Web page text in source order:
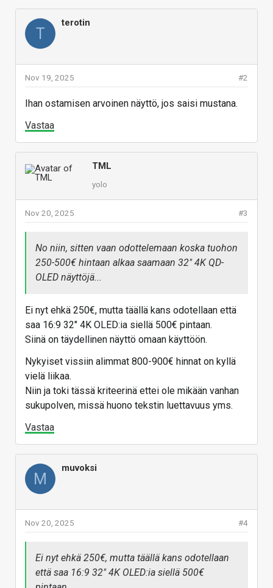
T
terotin
#2
Nov 19, 2025
Ihan ostamisen arvoinen näyttö, jos saisi mustana.
Vastaa
TML
yolo
#3
Nov 20, 2025
No niin, sitten vaan odottelemaan koska tuohon
250-500€ hintaan alkaa saamaan 32" 4K QD-
OLED näyttöjä...
Ei nyt ehkä 250€, mutta täällä kans odotellaan että
saa 16:9 32" 4K OLED:ia siellä 500€ pintaan.
Siinä on täydellinen näyttö omaan käyttöön.
Nykyiset vissiin alimmat 800-900€ hinnat on kyllä
vielä liikaa.
Niin ja toki tässä kriteerinä ettei ole mikään vanhan
sukupolven, missä huono tekstin luettavuus yms.
Vastaa
M
muvoksi
#4
Nov 20, 2025
Ei nyt ehkä 250€, mutta täällä kans odotellaan
että saa 16:9 32" 4K OLED:ia siellä 500€